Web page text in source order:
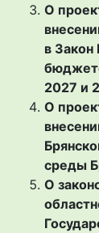
О
в Закон
2027 и
О
среды
О